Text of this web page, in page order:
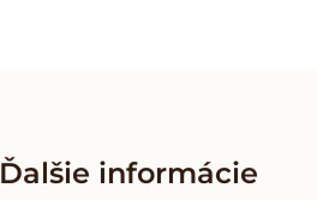
Ďalšie informácie